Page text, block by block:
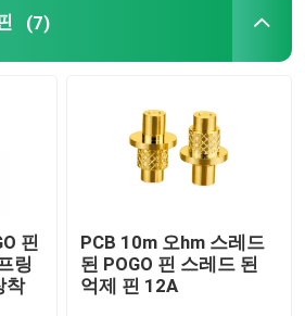
(7)
핀
링
착
PCB 10m 오hm 스레드
된 POGO 핀 스레드 된
억제 핀 12A